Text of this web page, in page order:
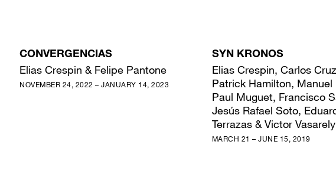
CONVERGENCIAS
Elias Crespin & Felipe Pantone
NOVEMBER 24, 2022 – JANUARY 14, 2023
SYN KRONOS
Elias Crespin, Carlos
Patrick Hamilton, Manuel
Paul Muguet, Francisco
Jesús Rafael Soto,
Terrazas & Victor Vasarely
MARCH 21 – JUNE 15, 2019